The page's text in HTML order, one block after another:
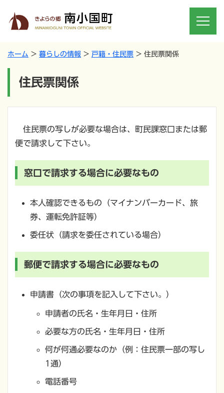
ホーム 暮らしの情報 戸籍・住民票 住民票関係
住民票関係
住民票の写しが必要な場合は、町民課窓口または郵
便で請求して下さい。
窓口で請求する場合に必要なもの
本人確認できるもの（マイナンバーカード、旅
券、運転免許証等）
委任状（請求を委任されている場合）
郵便で請求する場合に必要なもの
申請書（次の事項を記入して下さい。）
申請者の氏名・生年月日・住所
必要な方の氏名・生年月日・住所
何が何通必要なのか（例：住民票一部の写し
1通）
電話番号